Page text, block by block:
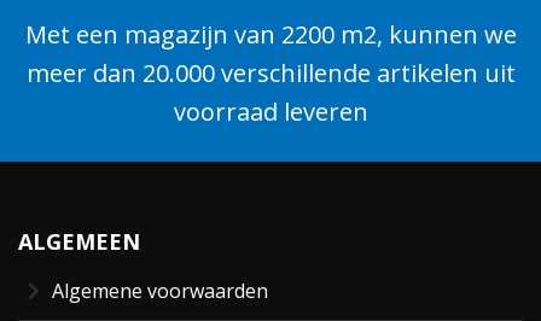
Met een magazijn van 2200 m2, kunnen we
meer dan 20.000 verschillende artikelen uit
voorraad leveren
ALGEMEEN
Algemene voorwaarden